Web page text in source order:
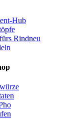
Hub
Rindneu